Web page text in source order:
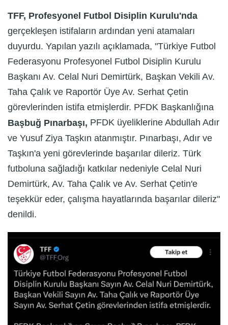
TFF, Profesyonel Futbol Disiplin Kurulu'nda
gerçekleşen istifaların ardından yeni atamaları
duyurdu. Yapılan yazılı açıklamada, "Türkiye Futbol
Federasyonu Profesyonel Futbol Disiplin Kurulu
Başkanı Av. Celal Nuri Demirtürk, Başkan Vekili Av.
Taha Çalık ve Raportör Üye Av. Serhat Çetin
görevlerinden istifa etmişlerdir. PFDK Başkanlığına
Başbuğ Pınarbaşı, PFDK üyeliklerine Abdullah Adır
ve Yusuf Ziya Taşkın atanmıştır. Pınarbaşı, Adır ve
Taşkın'a yeni görevlerinde başarılar dileriz. Türk
futboluna sağladığı katkılar nedeniyle Celal Nuri
Demirtürk, Av. Taha Çalık ve Av. Serhat Çetin'e
teşekkür eder, çalışma hayatlarında başarılar dileriz"
denildi.